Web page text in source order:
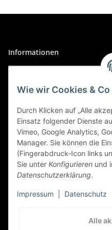
01/2001
1.4 TS, PS: 103 | KW: 76
Alfa Romeo
145/146
145/146 (930 (ALFA
01/2001
1.6 TS, PS: 120 | KW: 88
Alfa Romeo
145/146
145/146 (930 (ALFA
Informationen
Sicher Einkaufen
Wie wir Cookies &
Durch Klicken auf „Alle
Einsatz folgender Dienste
Vimeo, Google Analytics,
Manager. Sie können die
(Fingerabdruck-Icon links
Sie unter Konfigurieren und
Datenschutzerklärung.
Impressum Datenschutz
Alle